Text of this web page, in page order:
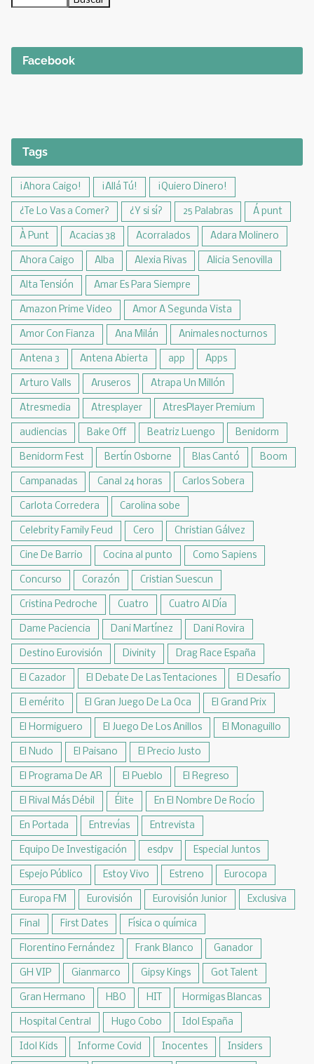
Facebook
Tags
¡Ahora Caigo! ¡Allá Tú! ¡Quiero Dinero!
¿Te Lo Vas a Comer? ¿Y si sí? 25 Palabras Á punt
À Punt Acacias 38 Acorralados Adara Molinero
Ahora Caigo Alba Alexia Rivas Alicia Senovilla
Alta Tensión Amar Es Para Siempre
Amazon Prime Video Amor A Segunda Vista
Amor Con Fianza Ana Milán Animales nocturnos
Antena 3 Antena Abierta app Apps
Arturo Valls Aruseros Atrapa Un Millón
Atresmedia Atresplayer AtresPlayer Premium
audiencias Bake Off Beatriz Luengo Benidorm
Benidorm Fest Bertín Osborne Blas Cantó Boom
Campanadas Canal 24 horas Carlos Sobera
Carlota Corredera Carolina sobe
Celebrity Family Feud Cero Christian Gálvez
Cine De Barrio Cocina al punto Como Sapiens
Concurso Corazón Cristian Suescun
Cristina Pedroche Cuatro Cuatro Al Día
Dame Paciencia Dani Martínez Dani Rovira
Destino Eurovisión Divinity Drag Race España
El Cazador El Debate De Las Tentaciones El Desafío
El emérito El Gran Juego De La Oca El Grand Prix
El Hormiguero El Juego De Los Anillos El Monaguillo
El Nudo El Paisano El Precio Justo
El Programa De AR El Pueblo El Regreso
El Rival Más Débil Élite En El Nombre De Rocío
En Portada Entrevías Entrevista
Equipo De Investigación esdpv Especial Juntos
Espejo Público Estoy Vivo Estreno Eurocopa
Europa FM Eurovisión Eurovisión Junior Exclusiva
Final First Dates Física o química
Florentino Fernández Frank Blanco Ganador
GH VIP Gianmarco Gipsy Kings Got Talent
Gran Hermano HBO HIT Hormigas Blancas
Hospital Central Hugo Cobo Idol España
Idol Kids Informe Covid Inocentes Insiders